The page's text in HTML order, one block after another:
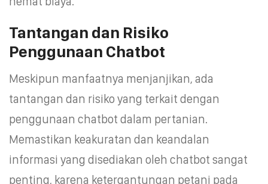
Tantangan dan Risiko
Penggunaan Chatbot
Meskipun manfaatnya menjanjikan, ada
tantangan dan risiko yang terkait dengan
penggunaan chatbot dalam pertanian.
Memastikan keakuratan dan keandalan
informasi yang disediakan oleh chatbot sangat
penting, karena ketergantungan petani pada